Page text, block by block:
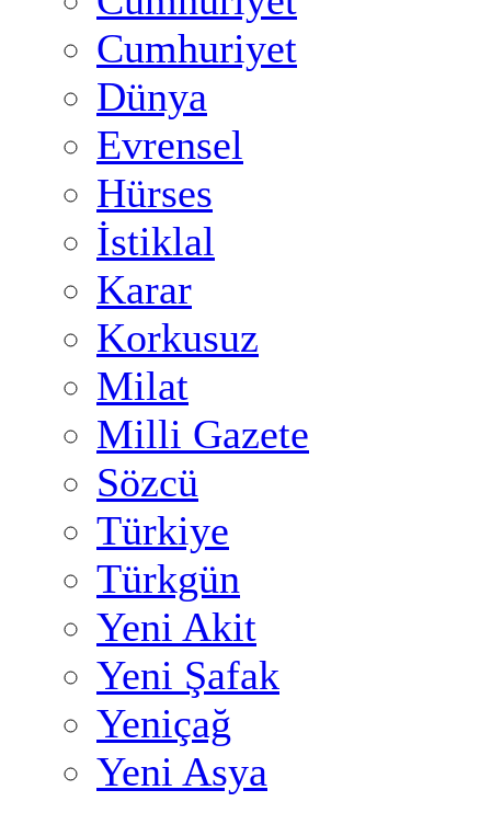
Cumhuriyet
Dünya
Evrensel
Hürses
İstiklal
Karar
Korkusuz
Milat
Milli Gazete
Sözcü
Türkiye
Türkgün
Yeni Akit
Yeni Şafak
Yeniçağ
Yeni Asya